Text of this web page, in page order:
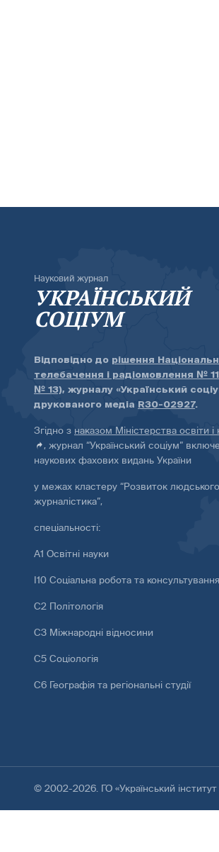
Науковий журнал
УКРАЇНСЬКИЙ
СОЦІУМ
Відповідно до рішення
телебачення і радіомовлення №
№ 13), журналу «Український
друкованого медіа R30-02927.
Згідно з наказом Міністерства освіти
, журнал “Український соціум”
наукових фахових видань України
у межах кластеру “Розвиток людського
журналістика”,
спеціальності:
А1 Освітні науки
І10 Соціальна робота та консультування
С2 Політологія
С3 Міжнародні відносини
С5 Соціологія
С6 Географія та регіональні студії
© 2002-2026. ГО «Український